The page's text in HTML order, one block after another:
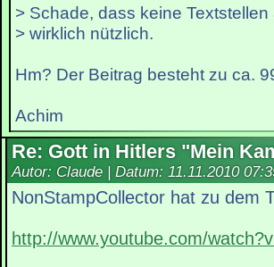
> Schade, dass keine
> wirklich nützlich.
Hm? Der Beitrag besteht zu ca.
Achim
Re: Gott in Hitlers "Mein
Autor: Claude | Datum: 11.11.2010
NonStampCollector hat zu dem
http://www.youtube.com/